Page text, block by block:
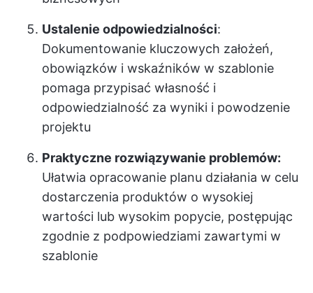
Ustalenie odpowiedzialności:
Dokumentowanie kluczowych założeń,
obowiązków i wskaźników w szablonie
pomaga przypisać własność i
odpowiedzialność za wyniki i powodzenie
projektu
Praktyczne rozwiązywanie problemów:
Ułatwia opracowanie planu działania w celu
dostarczenia produktów o wysokiej
wartości lub wysokim popycie, postępując
zgodnie z podpowiedziami zawartymi w
szablonie